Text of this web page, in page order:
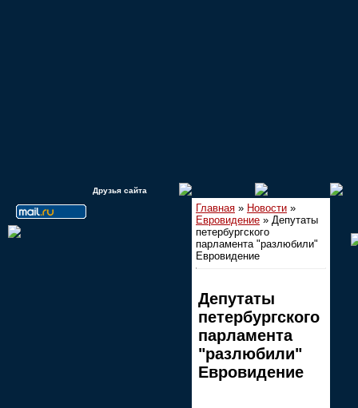
Друзья сайта
Главная » Новости »
Евровидение » Депутаты
петербургского
парламента "разлюбили"
Евровидение
Депутаты
петербургского
парламента
"разлюбили"
Евровидение